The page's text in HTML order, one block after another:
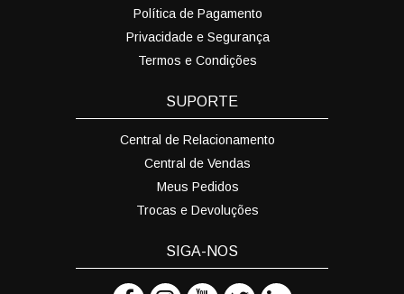
Política de Pagamento
Privacidade e Segurança
Termos e Condições
SUPORTE
Central de Relacionamento
Central de Vendas
Meus Pedidos
Trocas e Devoluções
SIGA-NOS